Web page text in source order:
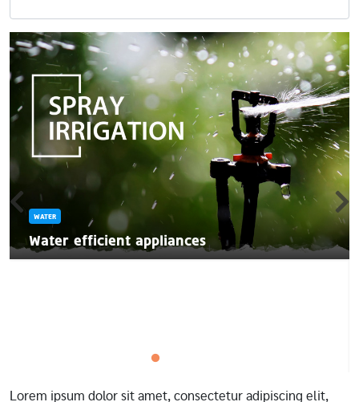
WATER
Water efficient appliances
Lorem ipsum dolor sit amet, consectetur adipiscing elit,